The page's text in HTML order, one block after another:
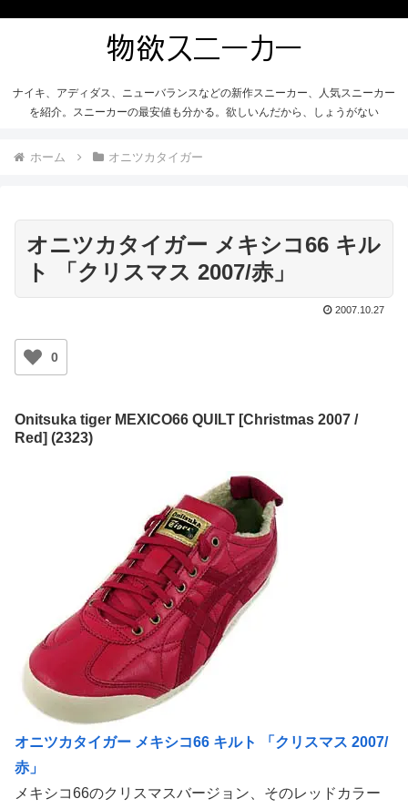
ナイキ、アディダス、ニューバランスなどの新作スニーカー、人気スニーカー
を紹介。スニーカーの最安値も分かる。欲しいんだから、しょうがない
ホーム オニツカタイガー
オニツカタイガー メキシコ66 キル
ト 「クリスマス 2007/赤」
2007.10.27
0
Onitsuka tiger MEXICO66 QUILT [Christmas 2007 /
Red] (2323)
オニツカタイガー メキシコ66 キルト 「クリスマス 2007/
赤」
メキシコ66のクリスマスバージョン、そのレッドカラー